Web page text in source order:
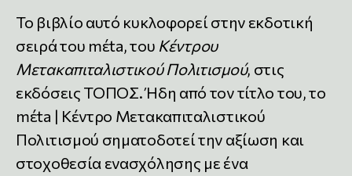
Το βιβλίο αυτό κυκλοφορεί στην εκδοτική
σειρά του mέta, του Κέντρου
Μετακαπιταλιστικού Πολιτισμού, στις
εκδόσεις ΤΟΠΟΣ. Ήδη από τον τίτλο του, το
mέta | Κέντρο Μετακαπιταλιστικού
Πολιτισμού σηματοδοτεί την αξίωση και
στοχοθεσία ενασχόλησης με ένα